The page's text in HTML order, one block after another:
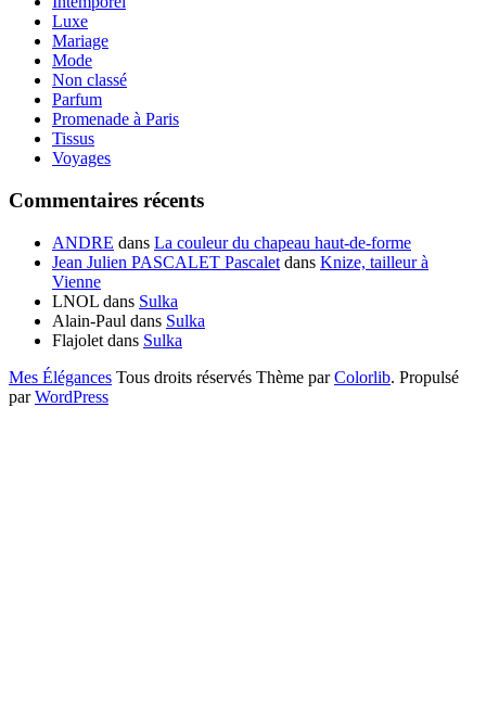
Luxe
Mariage
Mode
Non classé
Parfum
Promenade à Paris
Tissus
Voyages
Commentaires récents
ANDRE dans La couleur du chapeau haut-de-forme
Jean Julien PASCALET Pascalet dans Knize, tailleur à
Vienne
LNOL dans Sulka
Alain-Paul dans Sulka
Flajolet dans Sulka
Mes Élégances Tous droits réservés Thème parColorlib. Propulsé
parWordPress